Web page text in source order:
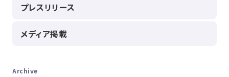
プレスリリース
メディア掲載
Archive